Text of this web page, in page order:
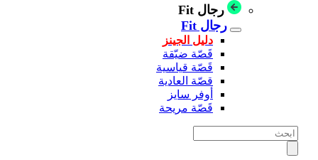
رجال Fit
رجال Fit
دليل الجينز
قَصّة ضيّقة
قَصّة قياسية
قصّة العادية
أوفر سايز
قَصّة مريحة